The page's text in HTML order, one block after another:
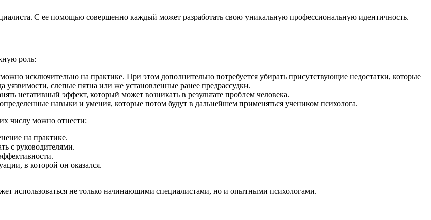
С ее помощью совершенно каждый может разработать свою уникальную профессиональную идентичность.
роль:
исключительно на практике. При этом дополнительно потребуется убирать присутствующие недостатки, которые
слепые пятна или же установленные ранее предрассудки.
негативный эффект, который может возникать в результате проблем человека.
навыки и умения, которые потом будут в дальнейшем применяться учеником психолога.
числу можно отнести:
на практике.
с руководителями.
в которой он оказался.
использоваться не только начинающими специалистами, но и опытными психологами.